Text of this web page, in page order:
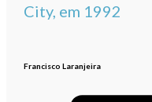
City, em 1992
Francisco Laranjeira